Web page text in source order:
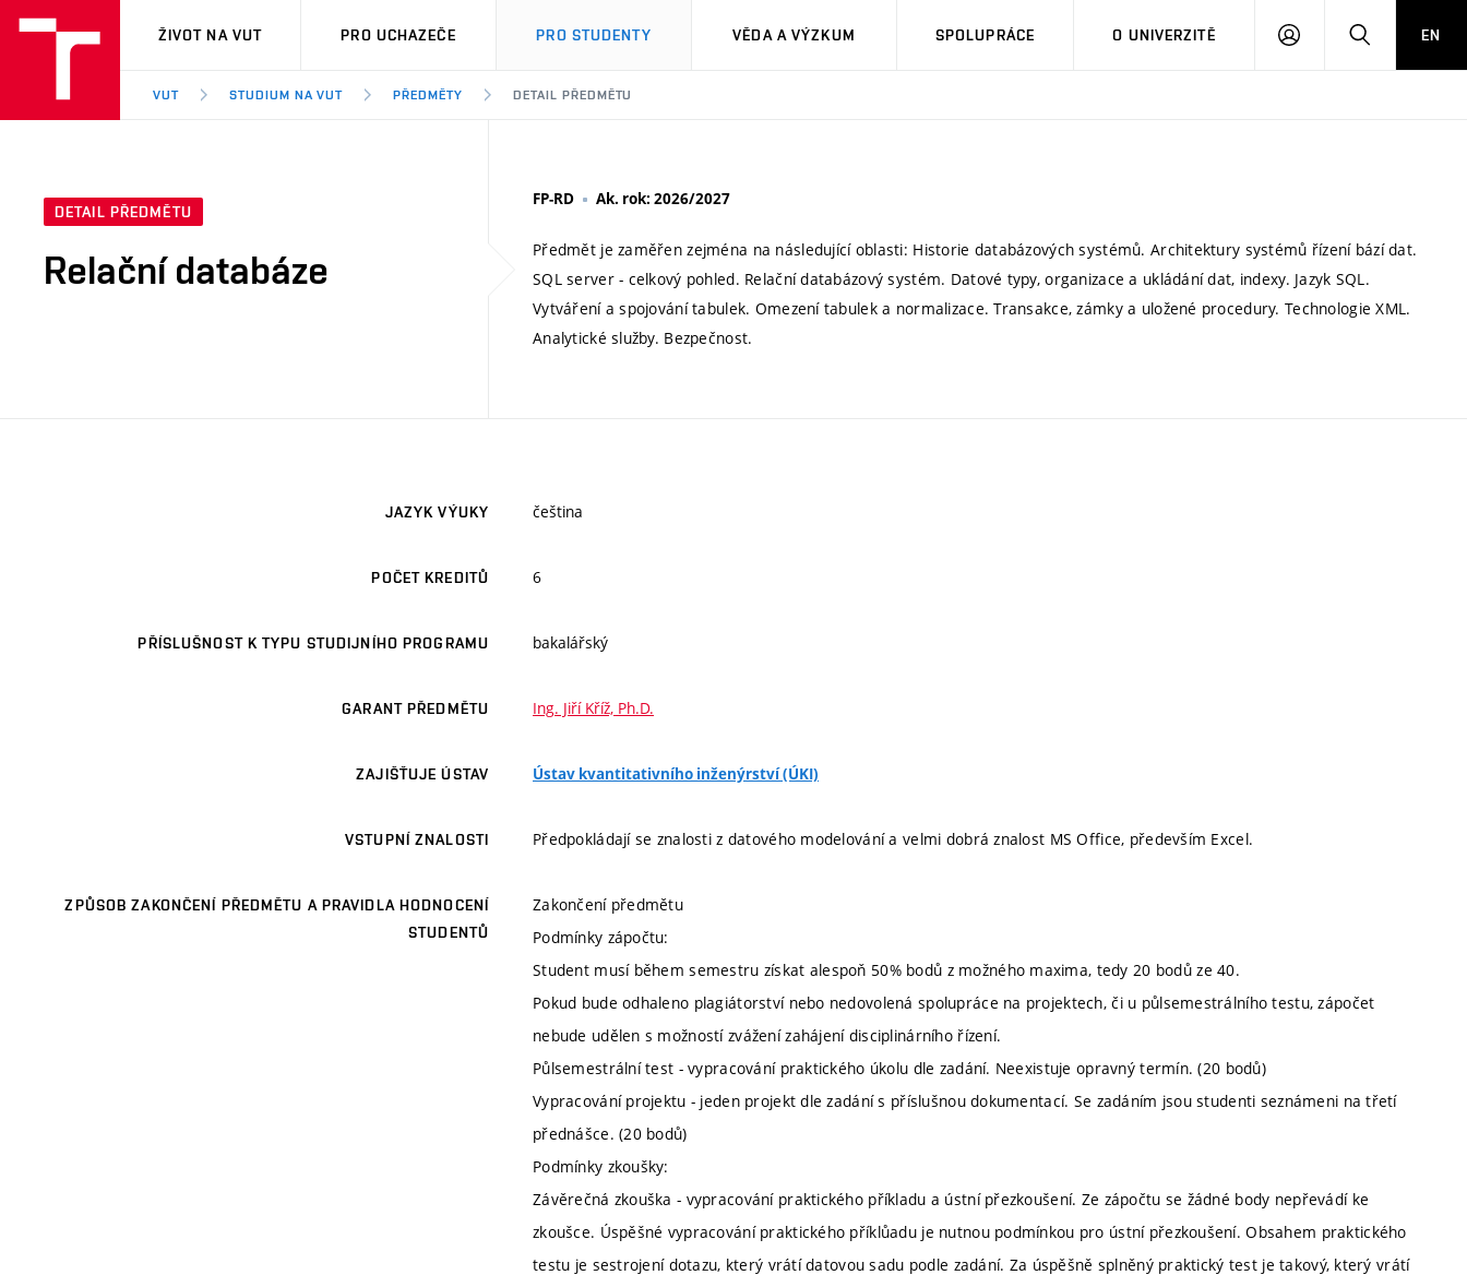
VUT
ŽIVOT NA VUT PRO UCHAZEČE PRO STUDENTY VĚDA A VÝZKUM SPOLUPRÁCE O UNIVERZITĚ
PŘIHLÁSIT HLEDATEN
VUT STUDIUM NA VUT PŘEDMĚTY DETAIL PŘEDMĚTU
DETAIL PŘEDMĚTU
Relační databáze
FP-RD Ak. rok: 2026/2027
Předmět je zaměřen zejména na následující oblasti: Historie databázových systémů. Architektury systémů řízení bází dat.
SQL server - celkový pohled. Relační databázový systém. Datové typy, organizace a ukládání dat, indexy. Jazyk SQL.
Vytváření a spojování tabulek. Omezení tabulek a normalizace. Transakce, zámky a uložené procedury. Technologie XML.
Analytické služby. Bezpečnost.
JAZYK VÝUKY čeština
POČET KREDITŮ 6
PŘÍSLUŠNOST K TYPU STUDIJNÍHO PROGRAMU bakalářský
GARANT PŘEDMĚTU Ing. Jiří Kříž, Ph.D.
ZAJIŠŤUJE ÚSTAV Ústav kvantitativního inženýrství (ÚKI)
VSTUPNÍ ZNALOSTI Předpokládají se znalosti z datového modelování a velmi dobrá znalost MS Office, především Excel.
ZPŮSOB ZAKONČENÍ PŘEDMĚTU A PRAVIDLA HODNOCENÍ
STUDENTŮ
Zakončení předmětu
Podmínky zápočtu:
Student musí během semestru získat alespoň 50% bodů z možného maxima, tedy 20 bodů ze 40.
Pokud bude odhaleno plagiátorství nebo nedovolená spolupráce na projektech, či u půlsemestrálního testu, zápočet
nebude udělen s možností zvážení zahájení disciplinárního řízení.
Půlsemestrální test - vypracování praktického úkolu dle zadání. Neexistuje opravný termín. (20 bodů)
Vypracování projektu - jeden projekt dle zadání s příslušnou dokumentací. Se zadáním jsou studenti seznámeni na třetí
přednášce. (20 bodů)
Podmínky zkoušky:
Závěrečná zkouška - vypracování praktického příkladu a ústní přezkoušení. Ze zápočtu se žádné body nepřevádí ke
zkoušce. Úspěšné vypracování praktického příklůadu je nutnou podmínkou pro ústní přezkoušení. Obsahem praktického
testu je sestrojení dotazu, který vrátí datovou sadu podle zadání. Za úspěšně splněný praktický test je takový, který vrátí